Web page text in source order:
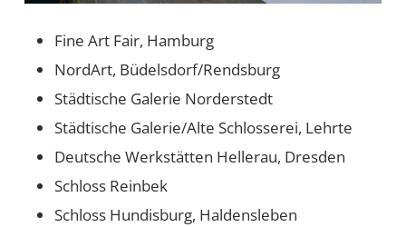
Fine Art Fair, Hamburg
NordArt, Büdelsdorf/Rendsburg
Städtische Galerie Norderstedt
Städtische Galerie/Alte Schlosserei, Lehrte
Deutsche Werkstätten Hellerau, Dresden
Schloss Reinbek
Schloss Hundisburg, Haldensleben